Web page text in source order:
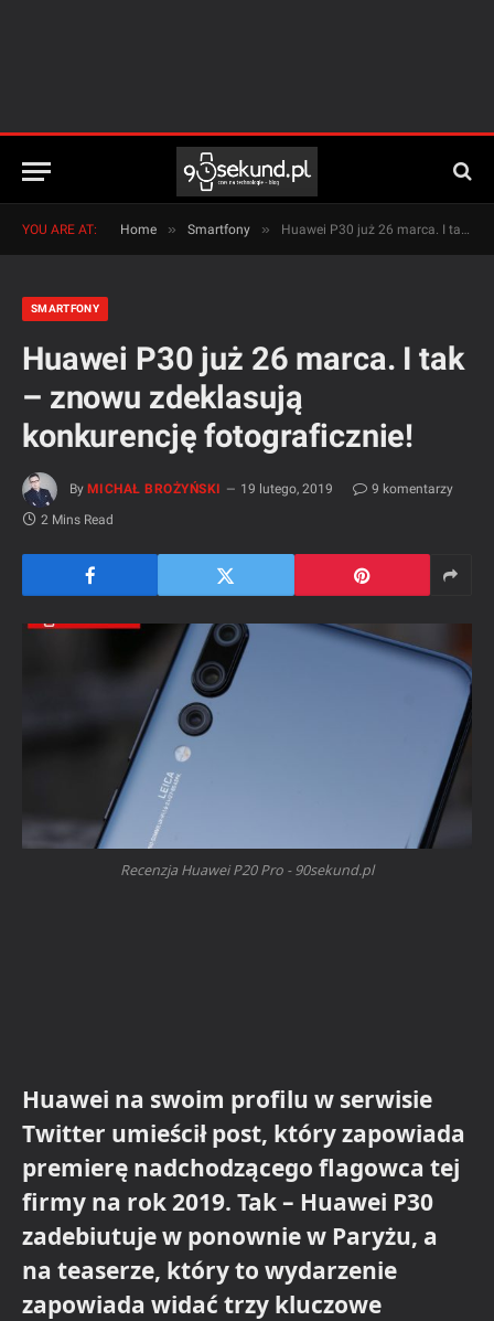
YOU ARE AT: Home » Smartfony » Huawei P30 już 26 marca. I tak – znowu zdeklasują konkurencję fotograficznie!
SMARTFONY
Huawei P30 już 26 marca. I tak
– znowu zdeklasują
konkurencję fotograficznie!
By MICHAŁ BROŻYŃSKI 19 lutego, 2019
9 komentarzy
2 Mins Read
Recenzja Huawei P20 Pro - 90sekund.pl
Huawei na swoim profilu w serwisie
Twitter umieścił post, który zapowiada
premierę nadchodzącego flagowca tej
firmy na rok 2019. Tak – Huawei P30
zadebiutuje w ponownie w Paryżu, a
na teaserze, który to wydarzenie
zapowiada widać trzy kluczowe